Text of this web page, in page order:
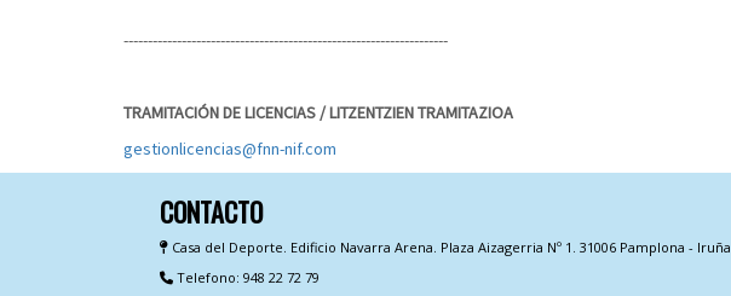
-------------------------------------------------------------------
TRAMITACIÓN DE LICENCIAS / LITZENTZIEN TRAMITAZIOA
gestionlicencias@fnn-nif.com
CONTACTO
Casa del Deporte. Edificio Navarra Arena. Plaza Aizagerria Nº 1. 31006 Pamplona - Iruña
Telefono: 948 22 72 79